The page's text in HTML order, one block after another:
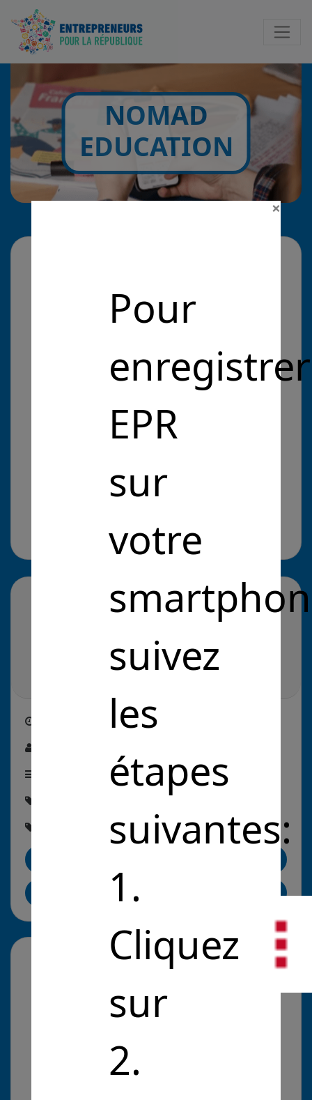
NOMAD
EDUCATION
L'app gratuite de révision qui aide 2 millions de
collégiens, lycéens et étudiants Francophones.
Problématique :
Entrepreneurs Pour la République
Intérêt Général
Cliquez pour en savoir plus
https://www.nomadeducation.fr/
27/09/2023
Étape de la solution :
En commercialisation
#EnseignementEtRecherche
Partager sur LinkedIn
En quoi votre solution
apporte
une réponse
concrète à un
problème d’intérêt
général ?
×
Pour
enregistrer
EPR
sur
votre
suivez
les
étapes
suivantes:
1.
Cliquez
sur
2.